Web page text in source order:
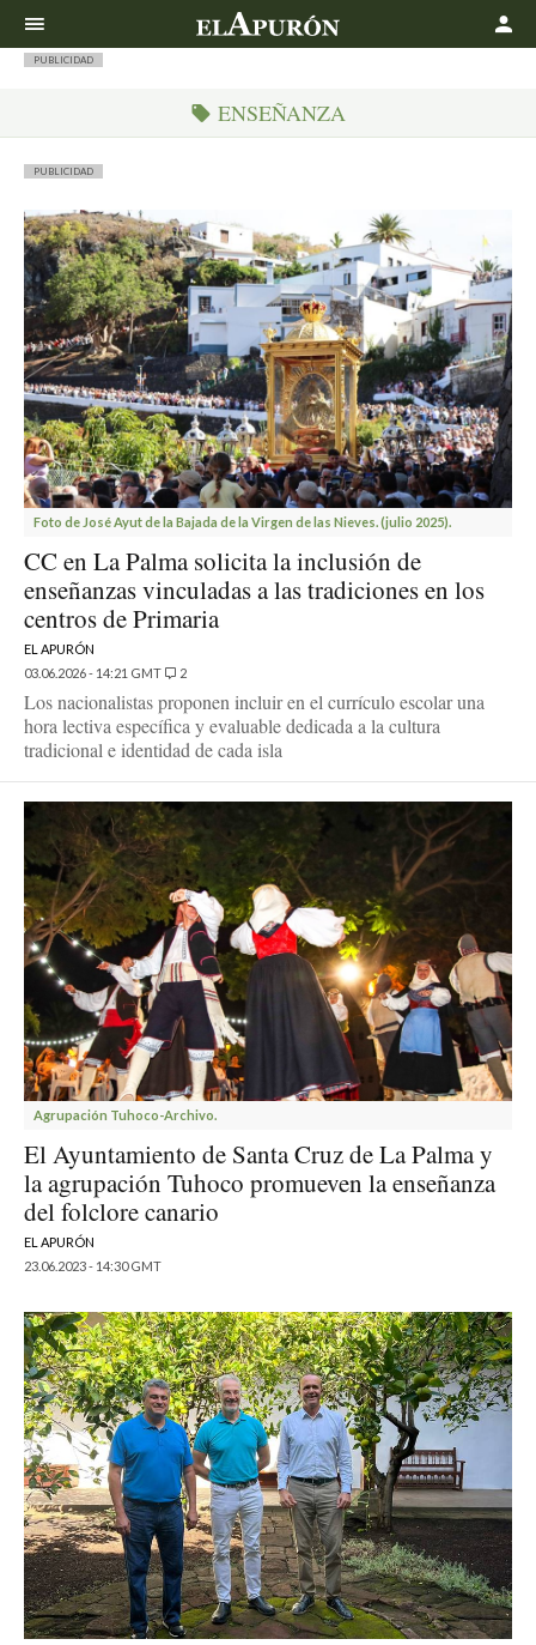
PUBLICIDAD
ENSEÑANZA
PUBLICIDAD
Foto de José Ayut de la Bajada de la Virgen de las Nieves. (julio 2025).
CC en La Palma solicita la inclusión de
enseñanzas vinculadas a las tradiciones en los
centros de Primaria
EL APURÓN
03.06.2026 - 14:21 GMT
2
Los nacionalistas proponen incluir en el currículo escolar una
hora lectiva específica y evaluable dedicada a la cultura
tradicional e identidad de cada isla
Agrupación Tuhoco-Archivo.
El Ayuntamiento de Santa Cruz de La Palma y
la agrupación Tuhoco promueven la enseñanza
del folclore canario
EL APURÓN
23.06.2023 - 14:30 GMT